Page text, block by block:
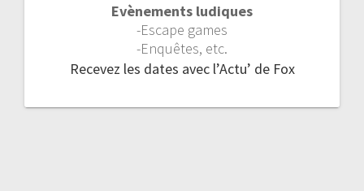
Evènements ludiques
-Escape games
-Enquêtes, etc.
Recevez les dates avec l’Actu’ de Fox